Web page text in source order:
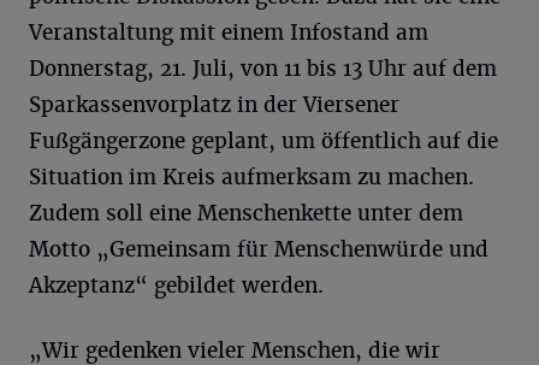
Veranstaltung mit einem Infostand am
Donnerstag, 21. Juli, von 11 bis 13 Uhr auf dem
Sparkassenvorplatz in der Viersener
Fußgängerzone geplant, um öffentlich auf die
Situation im Kreis aufmerksam zu machen.
Zudem soll eine Menschenkette unter dem
Motto „Gemeinsam für Menschenwürde und
Akzeptanz“ gebildet werden.
„Wir gedenken vieler Menschen, die wir